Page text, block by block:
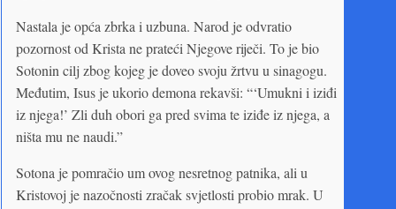
Nastala je opća zbrka i uzbuna. Narod je odvratio
pozornost od Krista ne prateći Njegove riječi. To je bio
Sotonin cilj zbog kojeg je doveo svoju žrtvu u sinagogu.
Međutim, Isus je ukorio demona rekavši: “‘Umukni i iziđi
iz njega!’ Zli duh obori ga pred svima te iziđe iz njega, a
ništa mu ne naudi.”
Sotona je pomračio um ovog nesretnog patnika, ali u
Kristovoj je nazočnosti zračak svjetlosti probio mrak. U